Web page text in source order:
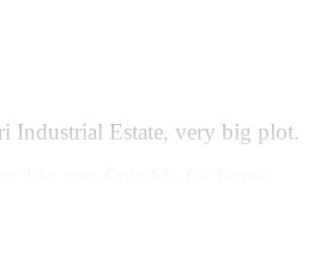
Industrial Estate, very big plot.
district, Chon Buri 20140